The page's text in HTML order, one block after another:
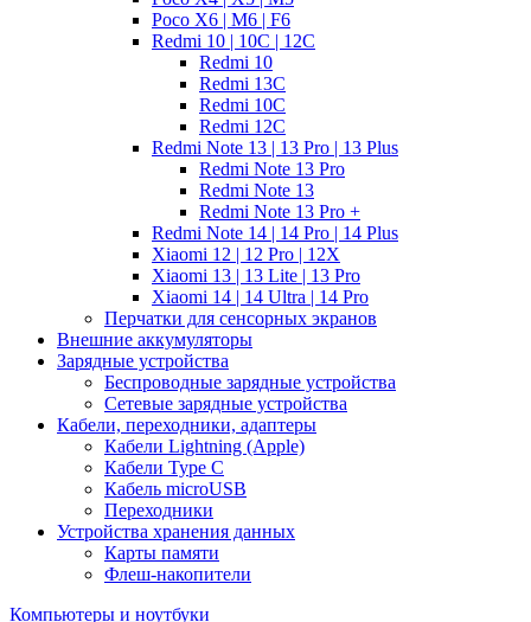
Poco X6 | M6 | F6
Redmi 10 | 10C | 12C
Redmi 10
Redmi 13C
Redmi 10C
Redmi 12C
Redmi Note 13 | 13 Pro | 13 Plus
Redmi Note 13 Pro
Redmi Note 13
Redmi Note 13 Pro +
Redmi Note 14 | 14 Pro | 14 Plus
Xiaomi 12 | 12 Pro | 12X
Xiaomi 13 | 13 Lite | 13 Pro
Xiaomi 14 | 14 Ultra | 14 Pro
Перчатки для сенсорных экранов
Внешние аккумуляторы
Зарядные устройства
Беспроводные зарядные устройства
Сетевые зарядные устройства
Кабели, переходники, адаптеры
Кабели Lightning (Apple)
Кабели Type C
Кабель microUSB
Переходники
Устройства хранения данных
Карты памяти
Флеш-накопители
Компьютеры и ноутбуки